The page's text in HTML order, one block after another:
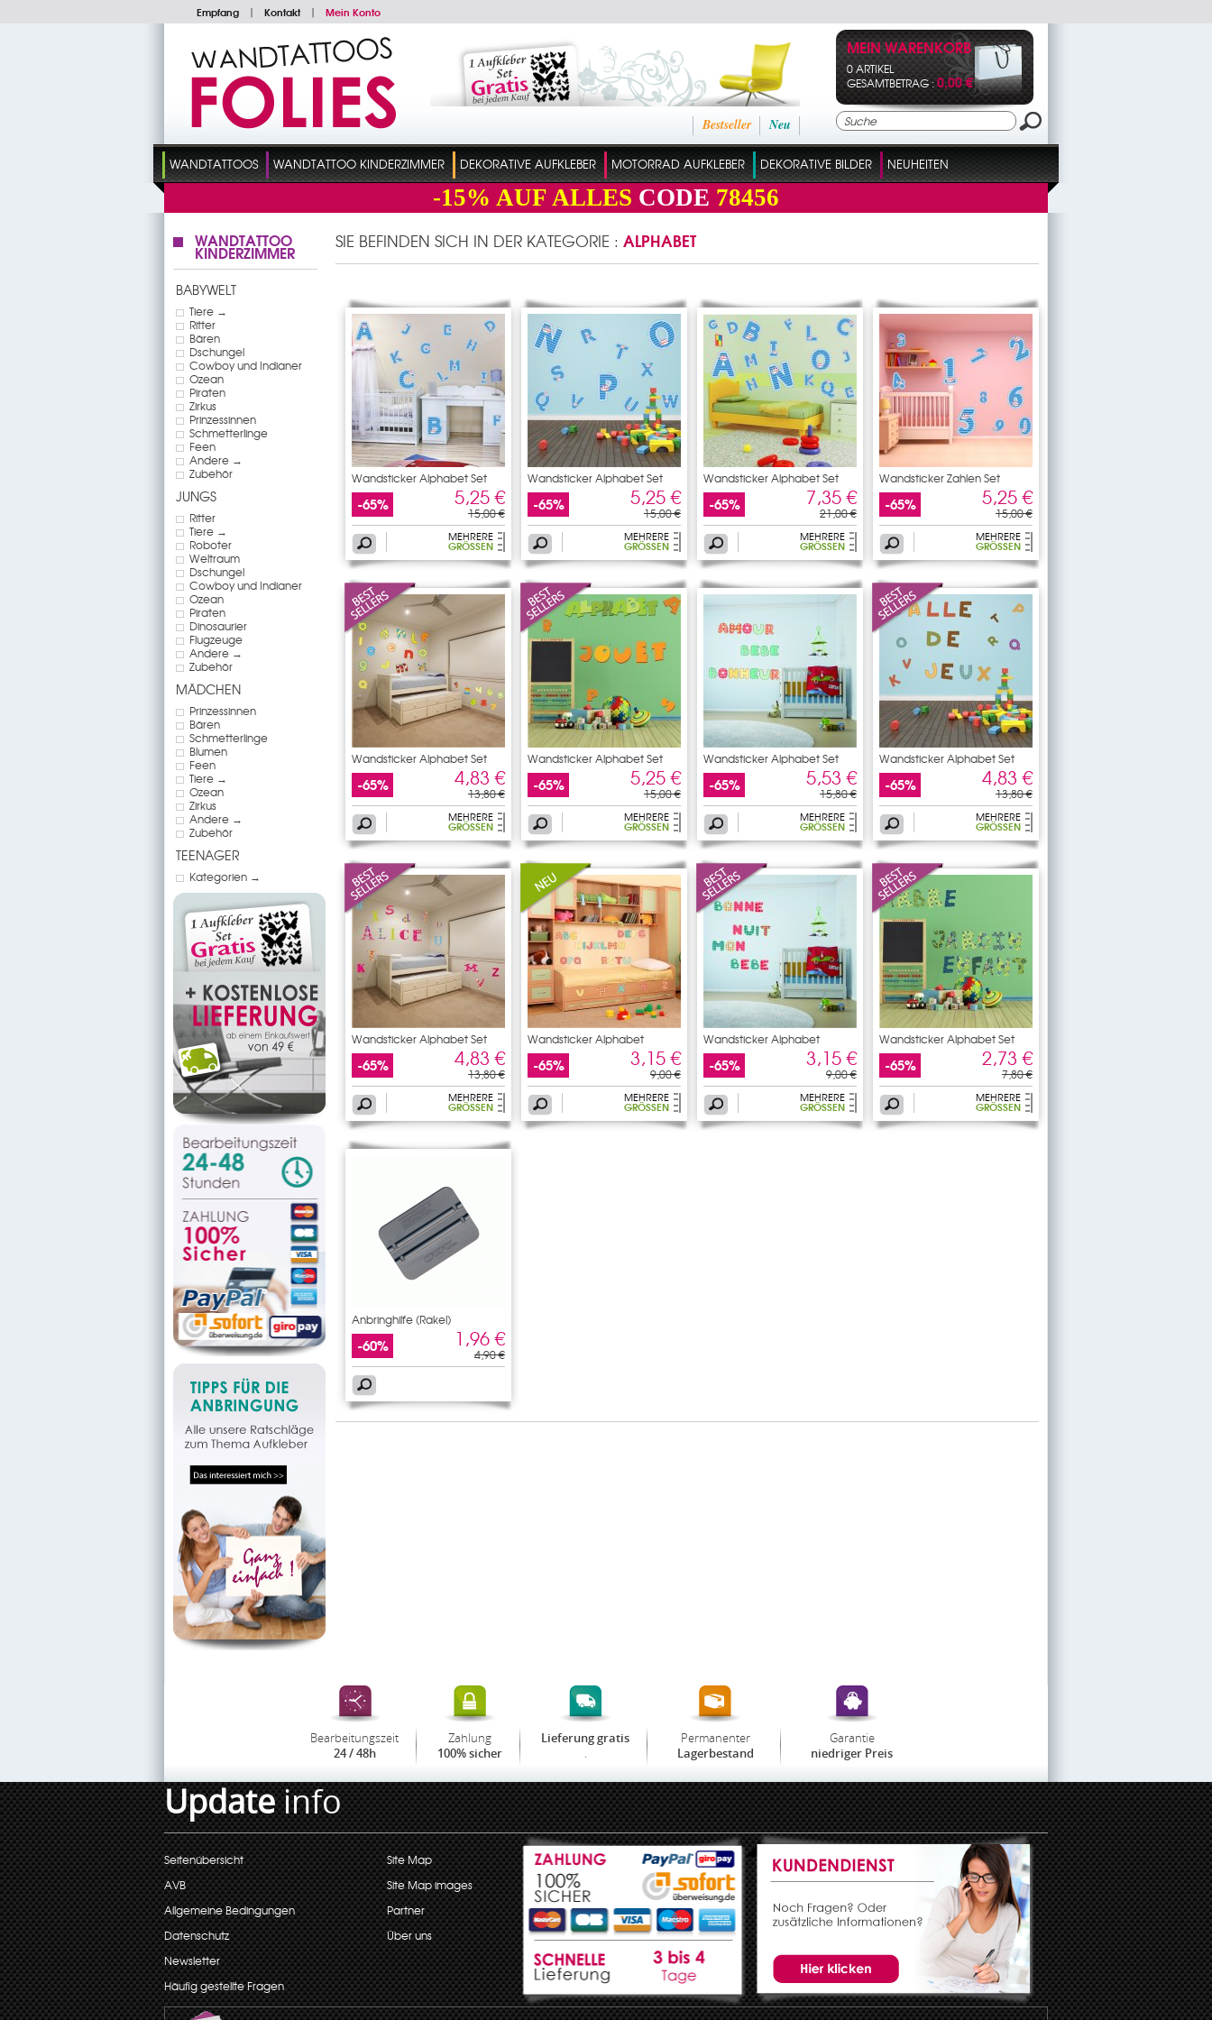
Empfang | Kontakt | Mein Konto
Neu
Bestseller
MEIN WARENKORB
0 ARTIKEL
GESAMTBETRAG :0,00 €
WANDTATTOOS WANDTATTOO KINDERZIMMER DEKORATIVE AUFKLEBER MOTORRAD AUFKLEBER DEKORATIVE BILDER NEUHEITEN
-15% AUF ALLES CODE 78456
WANDTATTOO
KINDERZIMMER
BABYWELT
Tiere →
Ritter
Bären
Dschungel
Cowboy und Indianer
Ozean
Piraten
Zirkus
Prinzessinnen
Schmetterlinge
Feen
Andere →
Zubehör
JUNGS
Ritter
Tiere →
Roboter
Weltraum
Dschungel
Cowboy und Indianer
Ozean
Piraten
Dinosaurier
Flugzeuge
Andere →
Zubehör
MÄDCHEN
Prinzessinnen
Bären
Schmetterlinge
Blumen
Feen
Tiere →
Ozean
Zirkus
Andere →
Zubehör
TEENAGER
Kategorien →
SIE BEFINDEN SICH IN DER KATEGORIE : ALPHABET
Wandsticker Alphabet Set
-65% 5,25 €
15,00 €
MEHRERE
GRÖSSEN
Wandsticker Alphabet Set
-65% 5,25 €
15,00 €
MEHRERE
GRÖSSEN
Wandsticker Alphabet Set
-65% 7,35 €
21,00 €
MEHRERE
GRÖSSEN
Wandsticker Zahlen Set
-65% 5,25 €
15,00 €
MEHRERE
GRÖSSEN
Wandsticker Alphabet Set
-65% 4,83 €
13,80 €
MEHRERE
GRÖSSEN
Wandsticker Alphabet Set
-65% 5,25 €
15,00 €
MEHRERE
GRÖSSEN
Wandsticker Alphabet Set
-65% 5,53 €
15,80 €
MEHRERE
GRÖSSEN
Wandsticker Alphabet Set
-65% 4,83 €
13,80 €
MEHRERE
GRÖSSEN
Wandsticker Alphabet Set
-65% 4,83 €
13,80 €
MEHRERE
GRÖSSEN
Wandsticker Alphabet
-65% 3,15 €
9,00 €
MEHRERE
GRÖSSEN
Wandsticker Alphabet
-65% 3,15 €
9,00 €
MEHRERE
GRÖSSEN
Wandsticker Alphabet Set
-65% 2,73 €
7,80 €
MEHRERE
GRÖSSEN
Anbringhilfe (Rakel)
-60% 1,96 €
4,90 €
Bearbeitungszeit
24 / 48h
Zahlung
100% sicher
Lieferung gratis
.
Permanenter
Lagerbestand
Garantie
niedriger Preis
Updateinfo
Seitenübersicht
AVB
Allgemeine Bedingungen
Datenschutz
Newsletter
Häufig gestellte Fragen
Site Map
Site Map images
Partner
Über uns